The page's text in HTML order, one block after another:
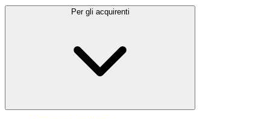
Per gli acquirenti